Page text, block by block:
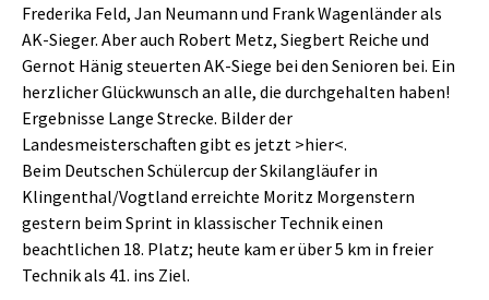
Frederika Feld, Jan Neumann und Frank Wagenländer als
AK-Sieger. Aber auch Robert Metz, Siegbert Reiche und
Gernot Hänig steuerten AK-Siege bei den Senioren bei. Ein
herzlicher Glückwunsch an alle, die durchgehalten haben!
Ergebnisse Lange Strecke. Bilder der
Landesmeisterschaften gibt es jetzt >hier<.
Beim Deutschen Schülercup der Skilangläufer in
Klingenthal/Vogtland erreichte Moritz Morgenstern
gestern beim Sprint in klassischer Technik einen
beachtlichen 18. Platz; heute kam er über 5 km in freier
Technik als 41. ins Ziel.